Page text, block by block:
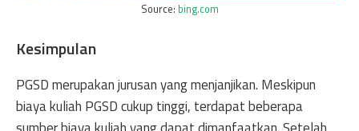
Source: bing.com
Kesimpulan
PGSD merupakan jurusan yang menjanjikan. Meskipun
biaya kuliah PGSD cukup tinggi, terdapat beberapa